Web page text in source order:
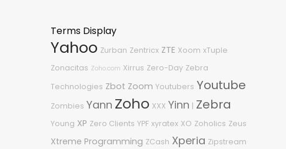
Terms Display
Yahoo Zurban Zentricx ZTE Xoom xTuple
Zonacitas Zoho.com Xirrus Zero-Day Zebra
Technologies Zbot Zoom Youtubers Youtube
Zombies Yann Zoho XXX Yinn | Zebra
Young XP Zero Clients YPF xyratex XO Zoholics Zeus
Xtreme Programming ZCash Xperia Zipstream